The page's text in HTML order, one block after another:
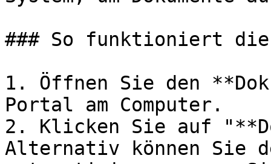
### So funktioniert die
1. Öffnen Sie den
Portal am Computer.
2. Klicken Sie auf
Alternativ können Sie